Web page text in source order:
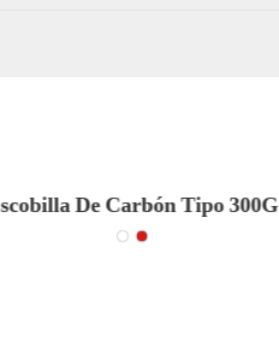
De Carbón Tipo 300G